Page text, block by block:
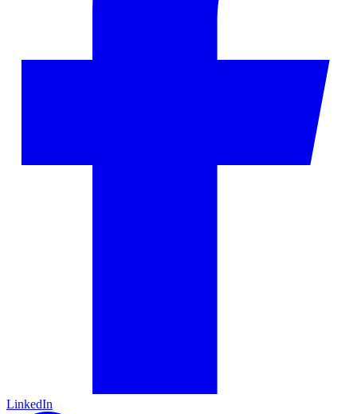
LinkedIn